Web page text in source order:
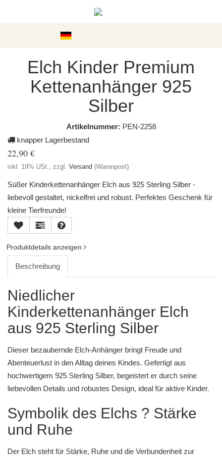
Elch Kinder Premium
Kettenanhänger 925
Silber
Artikelnummer: PEN-2258
knapper Lagerbestand
22,90 €
inkl. 19% USt., zzgl. Versand (Warenpost)
Süßer Kinderkettenanhänger Elch aus 925 Sterling Silber -
liebevoll gestaltet, nickelfrei und robust. Perfektes Geschenk für
kleine Tierfreunde!
Produktdetails anzeigen
Beschreibung
Niedlicher
Kinderkettenanhänger Elch
aus 925 Sterling Silber
Dieser bezaubernde Elch-Anhänger bringt Freude und
Abenteuerlust in den Alltag deines Kindes. Gefertigt aus
hochwertigem 925 Sterling Silber, begeistert er durch seine
liebevollen Details und robustes Design, ideal für aktive Kinder.
Symbolik des Elchs ? Stärke
und Ruhe
Der Elch steht für Stärke, Ruhe und die Verbundenheit zur